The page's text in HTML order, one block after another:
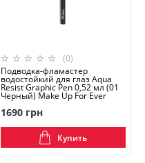
(0)
Подводка-фламастер
водостойкий для глаз Aqua
Resist Graphic Pen 0,52 мл (01
Черный) Make Up For Ever
1690 грн
Купить